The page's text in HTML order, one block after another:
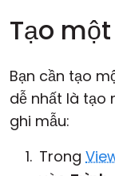
Tạo
Bạn cần tạo
dễ nhất là tạo
ghi mẫu:
Trong